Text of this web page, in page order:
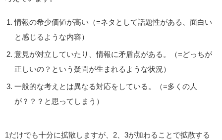
情報の希少価値が高い（=ネタとして話題性がある、面白い
と感じるような内容）
意見が対立していたり、情報に矛盾点がある。（=どっちが
正しいの？という疑問が生まれるような状況）
一般的な考えとは異なる対応をしている。（=多くの人
が？？？と思ってしまう）
1だけでも十分に拡散しますが、2、3が加わることで拡散する